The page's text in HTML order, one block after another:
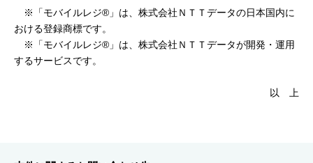
※「モバイルレジ®」は、株式会社ＮＴＴデータの日本国内に
おける登録商標です。
※「モバイルレジ®」は、株式会社ＮＴＴデータが開発・運用
するサービスです。
以 上